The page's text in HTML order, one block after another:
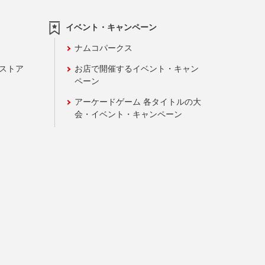
トア
イベント・キャンペーン
ナムコパークス
お店で開催するイベント・キャン
ペーン
アーケードゲーム 各タイトルの大
会・イベント・キャンペーン